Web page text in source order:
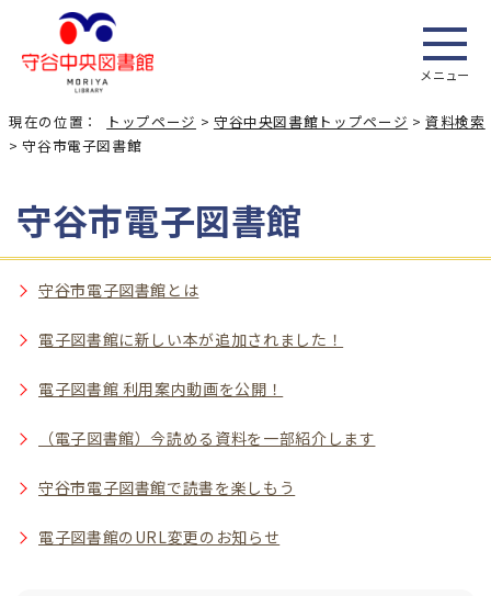
メニュー
現在の位置： トップページ > 守谷中央図書館トップページ >資料検索
> 守谷市電子図書館
守谷市電子図書館
守谷市電子図書館とは
電子図書館に新しい本が追加されました！
電子図書館 利用案内動画を公開！
（電子図書館）今読める資料を一部紹介します
守谷市電子図書館で読書を楽しもう
電子図書館のURL変更のお知らせ